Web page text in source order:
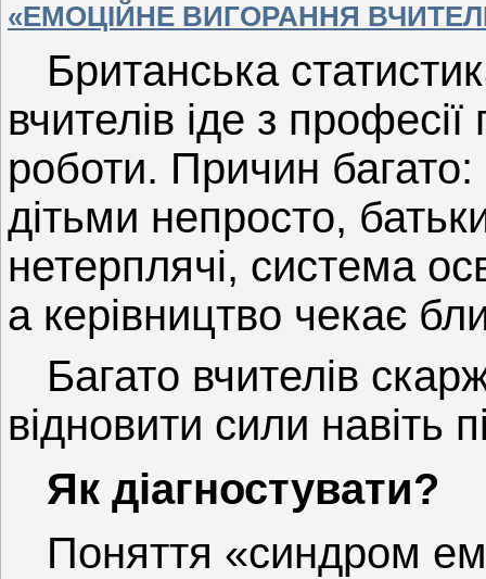
«ЕМОЦІЙНЕ ВИГОРАННЯ
Британська
вчителів іде з
роботи. Причин
дітьми непросто,
нетерплячі, система
а керівництво чекає
Багато вчителів
відновити сили навіть
Як діагностувати?
Поняття «синдром